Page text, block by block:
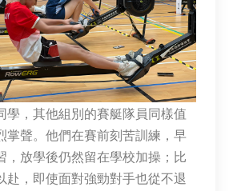
學，其他組別的賽艇隊員同樣值
掌聲。他們在賽前刻苦訓練，早
，放學後仍然留在學校加操；比
赴，即使面對強勁對手也從不退